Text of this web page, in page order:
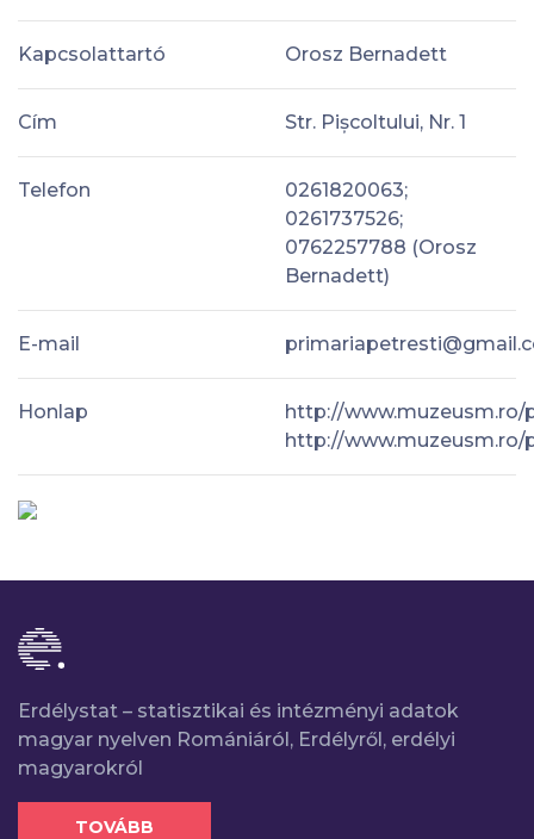
Kapcsolattartó Orosz Bernadett
Cím Str. Pișcoltului, Nr. 1
Telefon
0261820063;
0261737526;
0762257788 (Orosz
Bernadett)
E-mail
Honlap
http://www.muzeusm.ro/
http://www.muzeusm.ro/
Erdélystat – statisztikai és intézményi adatok
magyar nyelven Romániáról, Erdélyről, erdélyi
magyarokról
TOVÁBB